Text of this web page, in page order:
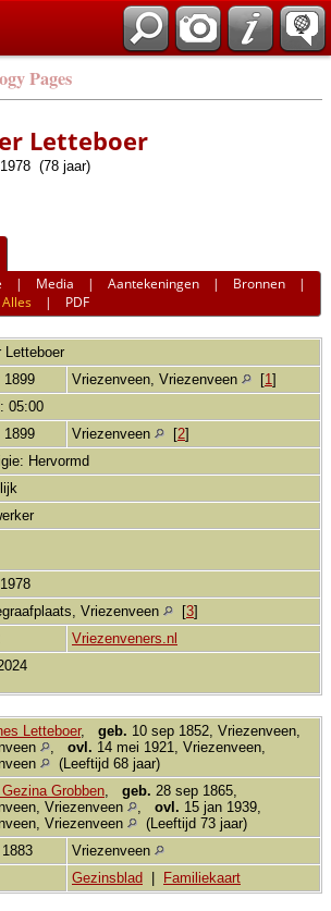
Pages
Letteboer
(78 jaar)
| Media |Aantekeningen | Bronnen |
Alles | PDF
Letteboer
1899 Vriezenveen, Vriezenveen [1 ]
05:00
1899 Vriezenveen [2]
Hervormd
Vriezenveen [3]
Vriezenveners.nl
Letteboer, geb. 10 sep 1852, Vriezenveen,
ovl. 14 mei 1921, Vriezenveen,
(Leeftijd 68 jaar)
Gezina Grobben geb. 28 sep 1865,
Vriezenveen
ovl. 15 jan 1939,
Vriezenveen
(Leeftijd 73 jaar)
Vriezenveen
Gezinsblad Familiekaart